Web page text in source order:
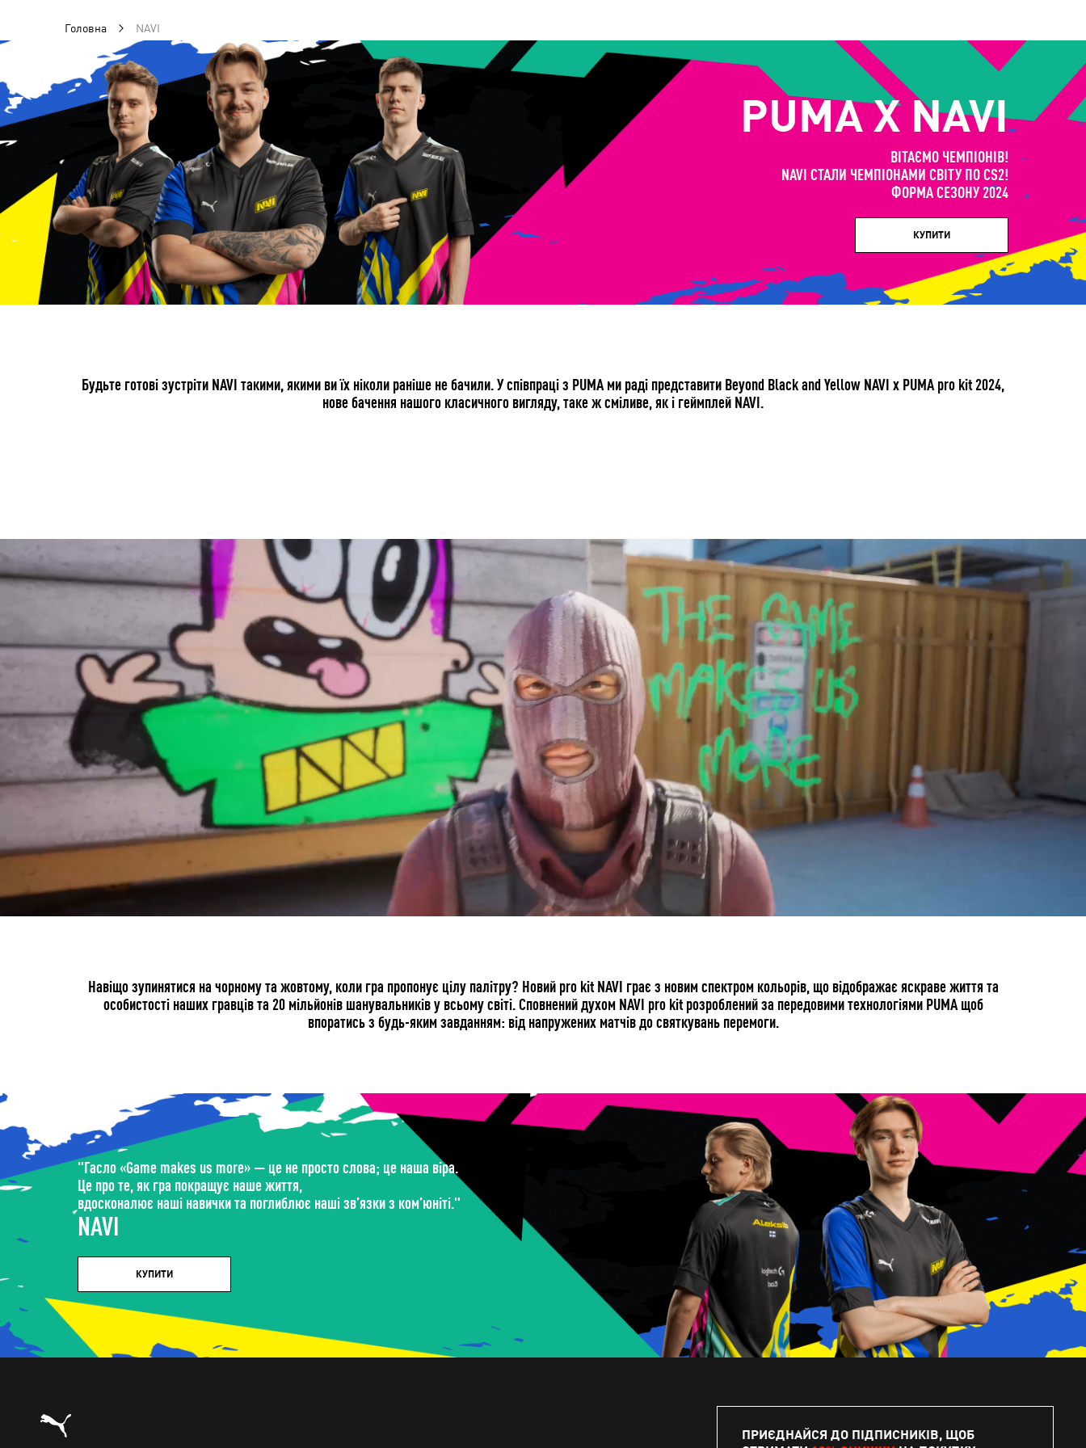
Головна NAVI
PUMA X NAVI
ВІТАЄМО ЧЕМПІОНІВ!
NAVI СТАЛИ ЧЕМПІОНАМИ СВІТУ ПО CS2!
ФОРМА СЕЗОНУ 2024
КУПИТИ
Будьте готові зустріти NAVI такими, якими ви їх ніколи раніше не бачили. У співпраці з PUMA ми раді представити Beyond Black and Yellow NAVI x PUMA pro kit 2024,
нове бачення нашого класичного вигляду, таке ж сміливе, як і геймплей NAVI.
Навіщо зупинятися на чорному та жовтому, коли гра пропонує цілу палітру? Новий pro kit NAVI грає з новим спектром кольорів, що відображає яскраве життя та
особистості наших гравців та 20 мільйонів шанувальників у всьому світі. Сповнений духом NAVI pro kit розроблений за передовими технологіями PUMA щоб
впоратись з будь-яким завданням: від напружених матчів до святкувань перемоги.
"Гасло «Game makes us more» — це не просто слова; це наша віра.
Це про те, як гра покращує наше життя,
вдосконалює наші навички та поглиблює наші зв’язки з ком’юніті."
NAVI
КУПИТИ
ПРИЄДНАЙСЯ ДО ПІДПИСНИКІВ, ЩОБ